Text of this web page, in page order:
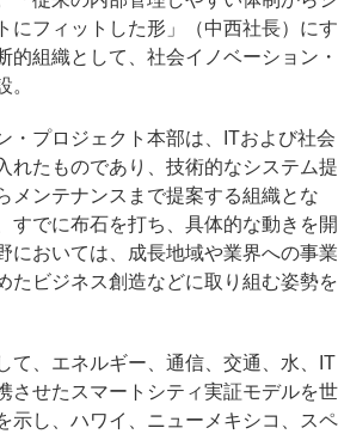
にフィットした形」（中西社長）にす
的組織として、社会イノベーション・
。
プロジェクト本部は、ITおよび社会
れたものであり、技術的なシステム提
メンテナンスまで提案する組織とな
すでに布石を打ち、具体的な動きを開
においては、成長地域や業界への事業
たビジネス創造などに取り組む姿勢を
、エネルギー、通信、交通、水、IT
させたスマートシティ実証モデルを世
示し、ハワイ、ニューメキシコ、スペ